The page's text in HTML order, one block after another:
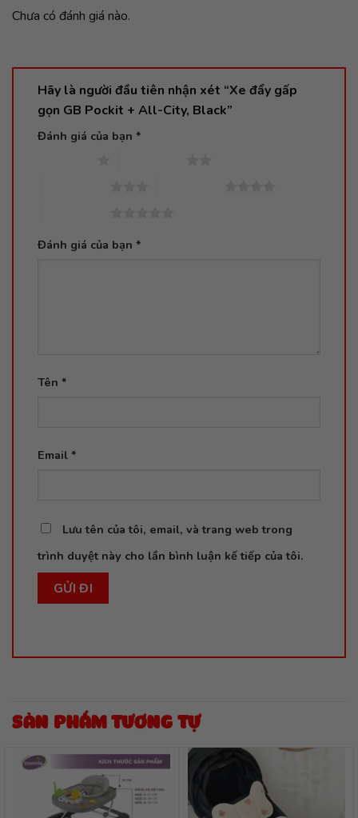
Chưa có đánh giá nào.
Hãy là người đầu tiên nhận xét “Xe đẩy gấp
gọn GB Pockit + All-City, Black”
Đánh giá của bạn *
Đánh giá của bạn *
Tên *
Email *
Lưu tên của tôi, email, và trang web trong
trình duyệt này cho lần bình luận kế tiếp của tôi.
SẢN PHẨM TƯƠNG TỰ